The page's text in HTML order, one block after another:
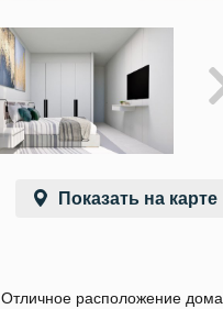
Показать на карте
Отличное расположение дома